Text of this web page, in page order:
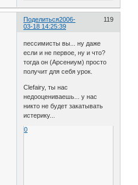
Поделиться 119
2006-
03-18 14:25:39
пессимисты вы... ну даже
если и не первое, ну и что?
тогда он (Арсениум) просто
получит для себя урок.
Clefairy, ты нас
недооцениваешь... у нас
никто не будет закатывать
истерику...
0